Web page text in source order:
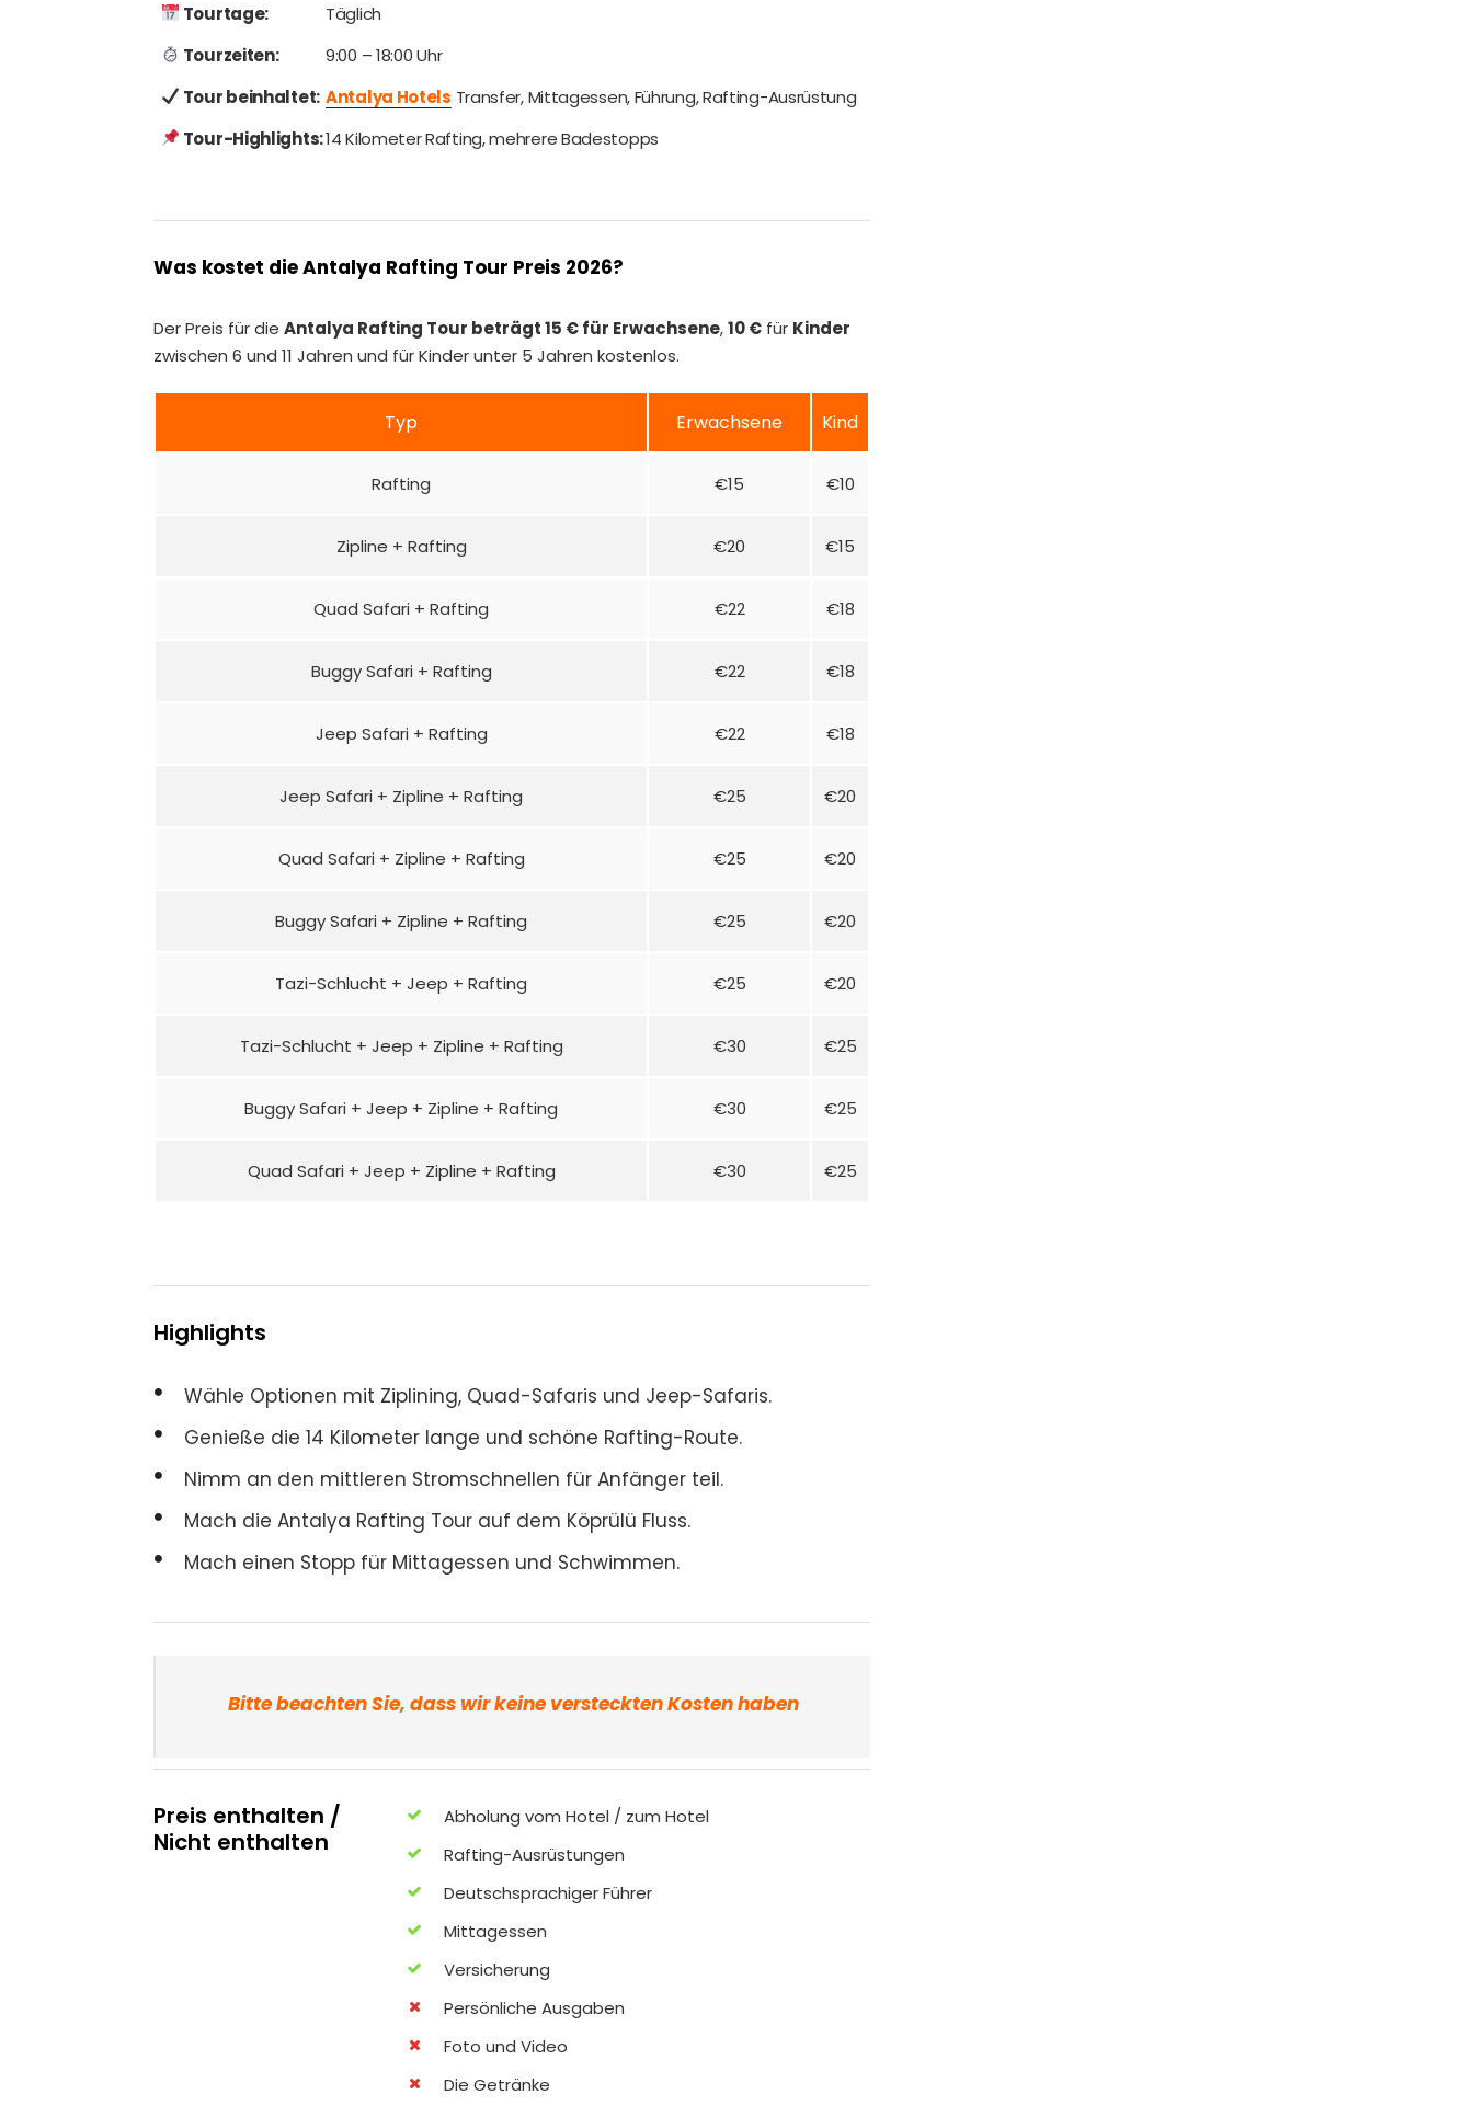
Tourtage:
Täglich
Tourzeiten:
9:00 – 18:00 Uhr
Tour beinhaltet: Antalya Hotels Transfer, Mittagessen, Führung, Rafting-Ausrüstung
Tour-Highlights:14 Kilometer Rafting, mehrere Badestopps
Was kostet die Antalya Rafting Tour Preis 2026?
Der Preis für die Antalya Rafting Tour beträgt 15 € für Erwachsene,10 € für Kinder
zwischen 6 und 11 Jahren und für Kinder unter 5 Jahren kostenlos.
Typ Erwachsene Kind
Rafting €15 €10
Zipline + Rafting €20 €15
Quad Safari + Rafting €22 €18
Buggy Safari + Rafting €22 €18
Jeep Safari + Rafting €22 €18
Jeep Safari + Zipline + Rafting €25 €20
Quad Safari + Zipline + Rafting €25 €20
Buggy Safari + Zipline + Rafting €25 €20
Tazi-Schlucht + Jeep + Rafting €25 €20
Tazi-Schlucht + Jeep + Zipline + Rafting €30 €25
Buggy Safari + Jeep + Zipline + Rafting €30 €25
Quad Safari + Jeep + Zipline + Rafting €30 €25
Highlights
Wähle Optionen mit Ziplining, Quad-Safaris und Jeep-Safaris.
Genieße die 14 Kilometer lange und schöne Rafting-Route.
Nimm an den mittleren Stromschnellen für Anfänger teil.
Mach die Antalya Rafting Tour auf dem Köprülü Fluss.
Mach einen Stopp für Mittagessen und Schwimmen.
Bitte beachten Sie, dass wir keine versteckten Kosten haben
Preis enthalten /
Nicht enthalten
Abholung vom Hotel / zum Hotel
Rafting-Ausrüstungen
Deutschsprachiger Führer
Mittagessen
Versicherung
Persönliche Ausgaben
Foto und Video
Die Getränke